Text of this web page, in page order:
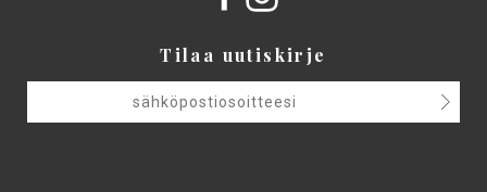
Tilaa uutiskirje